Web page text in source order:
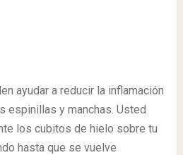
ayudar a reducir la inflamación
espinillas y manchas. Usted
los cubitos de hielo sobre tu
hasta que se vuelve